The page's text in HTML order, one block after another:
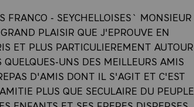
- SEYCHELLOISES` MONSIEUR
PLAISIR QUE J'EPROUVE EN
ET PLUS PARTICULIEREMENT AUTOUR
UNS DES MEILLEURS AMIS
D'AMIS DONT IL S'AGIT ET C'EST
PLUS QUE SECULAIRE DU PEUPLE